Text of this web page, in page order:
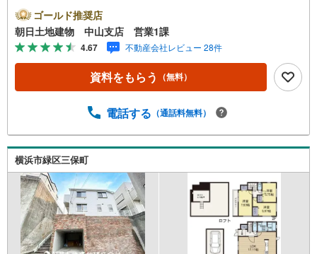
い、安心のおとりつぎ * * * *おかげさまで42周年を迎える
ことができました♪ご成約件数7万件達成!!☆当日のご見学
も対応可能です！☆JR横浜線「中山」駅徒歩1分！☆ご予
約は『朝日土地建物中山店』まで！朝日土地建物グループ
は地域密着を合言葉に全13店舗でその地域No.1を目指して
おります。広告掲載していない物件も多数ございます。
気・・？お家の買替えってどうするの・・？etc.まずは何
せていただきます！お問い合わせをお待ちしております!!
ゴールド推奨店
朝日土地建物 中山支店 営業1課
4.67 不動産会社レビュー 28件
資料をもらう （無料）
電話する （通話料無料）
横浜市緑区三保町